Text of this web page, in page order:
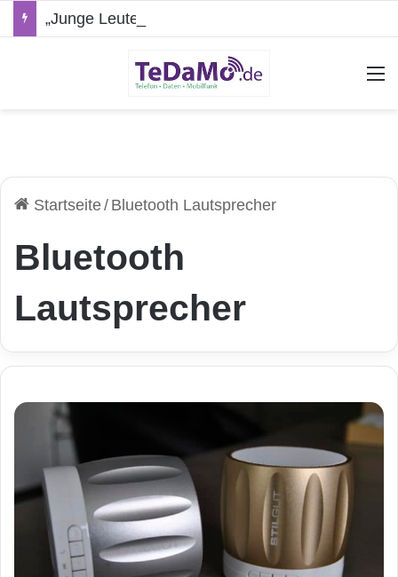
Startseite/ Bluetooth Lautsprecher
Bluetooth
Lautsprecher